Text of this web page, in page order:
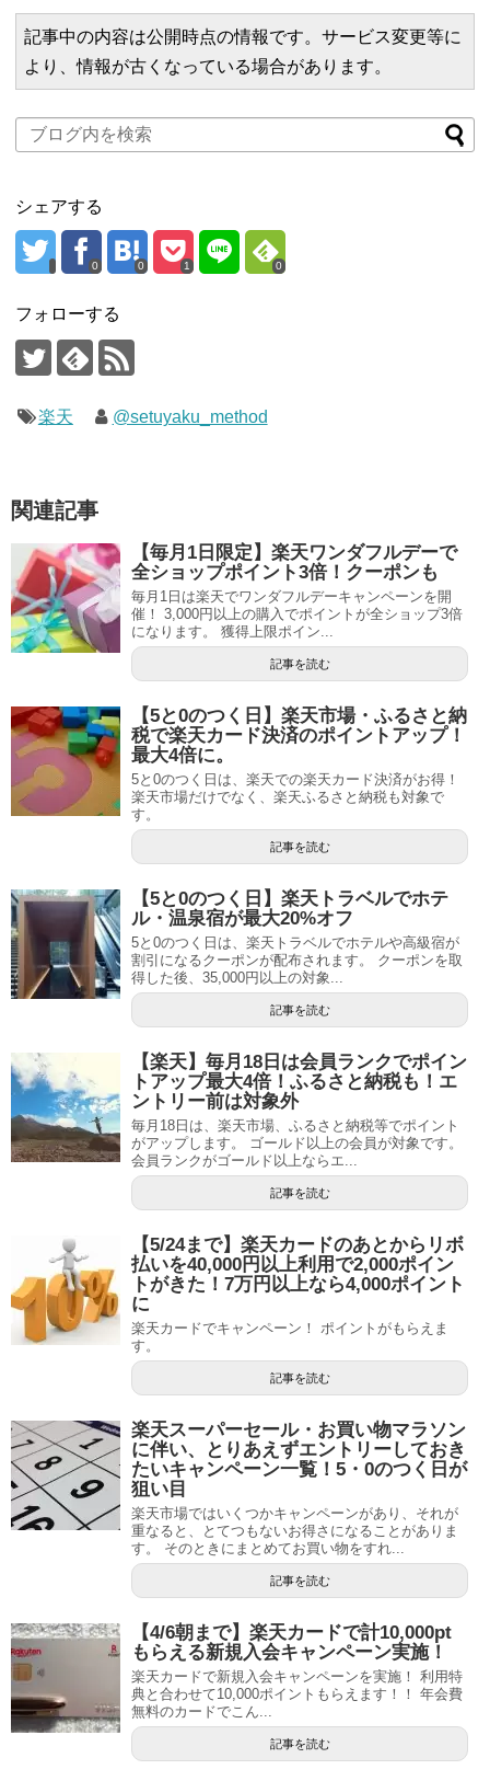
記事中の内容は公開時点の情報です。サービス変更等に
より、情報が古くなっている場合があります。
シェアする
0 0 1 0
フォローする
楽天 @setuyaku_method
関連記事
【毎月1日限定】楽天ワンダフルデーで
全ショップポイント3倍！クーポンも
毎月1日は楽天でワンダフルデーキャンペーンを開
催！ 3,000円以上の購入でポイントが全ショップ3倍
になります。 獲得上限ポイン...
記事を読む
【5と0のつく日】楽天市場・ふるさと納
税で楽天カード決済のポイントアップ！
最大4倍に。
5と0のつく日は、楽天での楽天カード決済がお得！
楽天市場だけでなく、楽天ふるさと納税も対象で
す。
記事を読む
【5と0のつく日】楽天トラベルでホテ
ル・温泉宿が最大20%オフ
5と0のつく日は、楽天トラベルでホテルや高級宿が
割引になるクーポンが配布されます。 クーポンを取
得した後、35,000円以上の対象...
記事を読む
【楽天】毎月18日は会員ランクでポイン
トアップ最大4倍！ふるさと納税も！エ
ントリー前は対象外
毎月18日は、楽天市場、ふるさと納税等でポイント
がアップします。 ゴールド以上の会員が対象です。
会員ランクがゴールド以上ならエ...
記事を読む
【5/24まで】楽天カードのあとからリボ
払いを40,000円以上利用で2,000ポイン
トがきた！7万円以上なら4,000ポイント
に
楽天カードでキャンペーン！ ポイントがもらえま
す。
記事を読む
楽天スーパーセール・お買い物マラソン
に伴い、とりあえずエントリーしておき
たいキャンペーン一覧！5・0のつく日が
狙い目
楽天市場ではいくつかキャンペーンがあり、それが
重なると、とてつもないお得さになることがありま
す。 そのときにまとめてお買い物をすれ...
記事を読む
【4/6朝まで】楽天カードで計10,000pt
もらえる新規入会キャンペーン実施！
楽天カードで新規入会キャンペーンを実施！ 利用特
典と合わせて10,000ポイントもらえます！！ 年会費
無料のカードでこん...
記事を読む